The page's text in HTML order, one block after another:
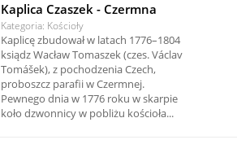
Kaplica Czaszek - Czermna
Kategoria: Kościoły
Kaplicę zbudował w latach 1776–1804
ksiądz Wacław Tomaszek (czes. Václav
Tomášek), z pochodzenia Czech,
proboszcz parafii w Czermnej.
Pewnego dnia w 1776 roku w skarpie
koło dzwonnicy w pobliżu kościoła...